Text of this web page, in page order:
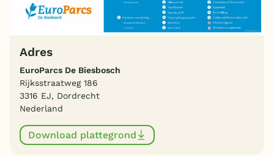
Adres
EuroParcs De Biesbosch
Rijksstraatweg 186
3316 EJ, Dordrecht
Nederland
Download plattegrond